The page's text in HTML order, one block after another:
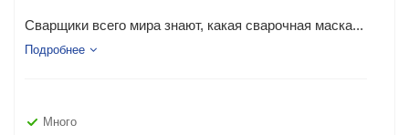
Сварщики всего мира знают, какая сварочная маска...
Подробнее
Много